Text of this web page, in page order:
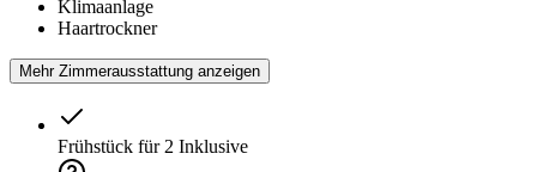
Klimaanlage
Haartrockner
Mehr Zimmerausstattung anzeigen
Frühstück für 2 Inklusive